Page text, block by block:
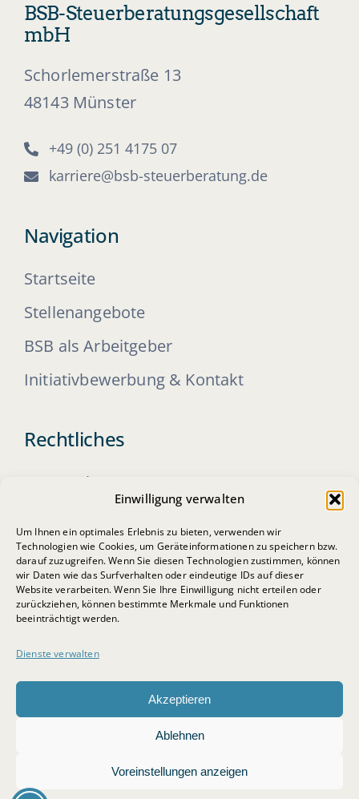
Einwilligung verwalten
Um Ihnen ein optimales Erlebnis zu bieten, verwenden wir
Technologien wie Cookies, um Geräteinformationen zu speichern bzw.
darauf zuzugreifen. Wenn Sie diesen Technologien zustimmen, können
wir Daten wie das Surfverhalten oder eindeutige IDs auf dieser
Website verarbeiten. Wenn Sie Ihre Einwilligung nicht erteilen oder
zurückziehen, können bestimmte Merkmale und Funktionen
beeinträchtigt werden.
Dienste verwalten
Akzeptieren
Ablehnen
Voreinstellungen anzeigen
BSB-Steuerberatungsgesellschaft
mbH
Schorlemerstraße 13
48143 Münster
+49 (0) 251 4175 07
karriere@bsb-steuerberatung.de
Navigation
Startseite
Stellenangebote
BSB als Arbeitgeber
Initiativbewerbung & Kontakt
Rechtliches
Datenschutz
Cookie-Richtlinie
© 2026 • BSB-Steuerberatungsgesellschaft mbH
nach oben